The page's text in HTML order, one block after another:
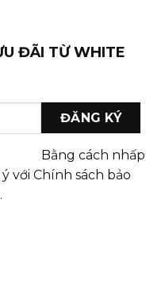
ĐÃI TỪ WHITE
Bằng cách nhấp
với Chính sách bảo